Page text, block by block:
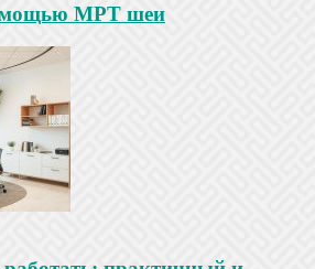
МРТ шеи